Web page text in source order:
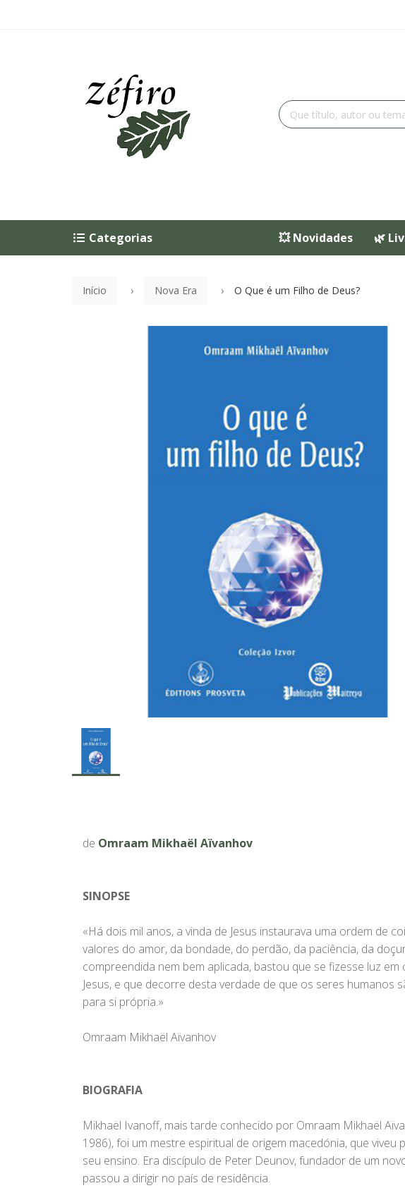
💥 Novidades 🌿
Categorias
Início Nova Era O Que é um Filho de Deus?
de Omraam Mikhaël Aïvanhov
SINOPSE
«Há dois mil anos, a vinda de Jesus instaurava uma ordem de
valores do amor, da bondade, do perdão, da paciência, da
compreendida nem bem aplicada, bastou que se fizesse luz
Jesus, e que decorre desta verdade de que os seres humanos
para si própria.»
Omraam Mikhaël Aïvanhov
BIOGRAFIA
Mikhaël Ivanoff, mais tarde conhecido por Omraam Mikhaël
1986), foi um mestre espiritual de origem macedónia, que
seu ensino. Era discípulo de Peter Deunov, fundador de um
passou a dirigir no país de residência.